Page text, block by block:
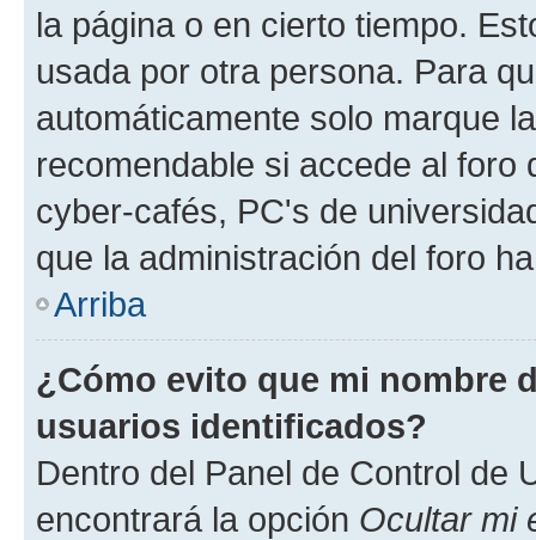
la página o en cierto tiempo.
usada por otra persona. Para
automáticamente solo marque
recomendable si accede al foro
cyber-cafés, PC's de
que la administración del foro
Arriba
¿Cómo evito que mi nombre
usuarios identificados?
Dentro del Panel de Control de
encontrará la opción Ocultar mi